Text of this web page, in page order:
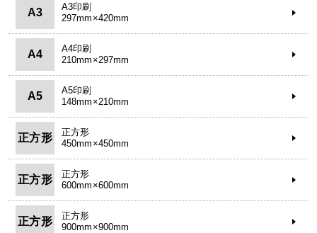
A3
A3印刷
297mm×420mm
A4
A4印刷
210mm×297mm
A5
A5印刷
148mm×210mm
正方形
正方形
450mm×450mm
正方形
正方形
600mm×600mm
正方形
正方形
900mm×900mm